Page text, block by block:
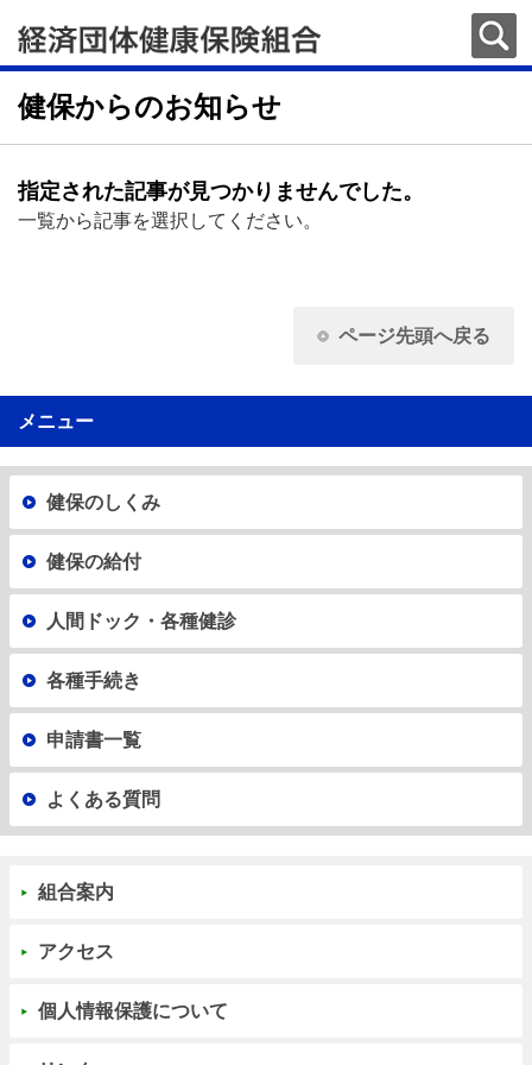
健保からのお知らせ
指定された記事が見つかりませんでした。
一覧から記事を選択してください。
ページ先頭へ戻る
メニュー
健保のしくみ
健保の給付
人間ドック・各種健診
各種手続き
申請書一覧
よくある質問
組合案内
アクセス
個人情報保護について